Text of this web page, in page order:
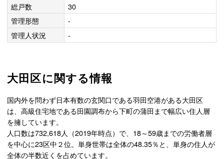
総戸数
30
管理形態
-
管理人状況
-
大田区に関する情報
国内外を問わず日本有数の玄関口である羽田空港がある大田区
は、高級住宅地である田園調布から下町の蒲田まで幅広い住人層
を擁しています。
人口数は732,618人（2019年時点）で、18～59歳までの労働者層
を中心に23区中２位。単身世帯は全体の48.35％と、単身の住人が
全体の半数近くを占めています。